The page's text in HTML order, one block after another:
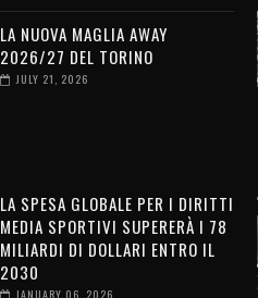
LA NUOVA MAGLIA AWAY
2026/27 DEL TORINO
JULY 21, 2026
LA SPESA GLOBALE PER I DIRITTI
MEDIA SPORTIVI SUPERERÀ I 78
MILIARDI DI DOLLARI ENTRO IL
2030
JANUARY 06, 2026